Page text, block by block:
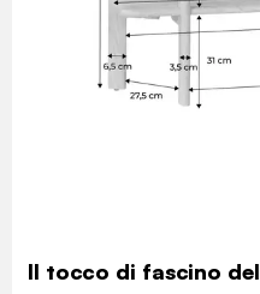
Il tocco di fascino